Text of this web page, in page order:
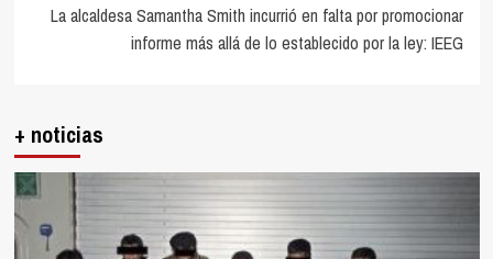
La alcaldesa Samantha Smith incurrió en falta por promocionar
informe más allá de lo establecido por la ley: IEEG
+ noticias